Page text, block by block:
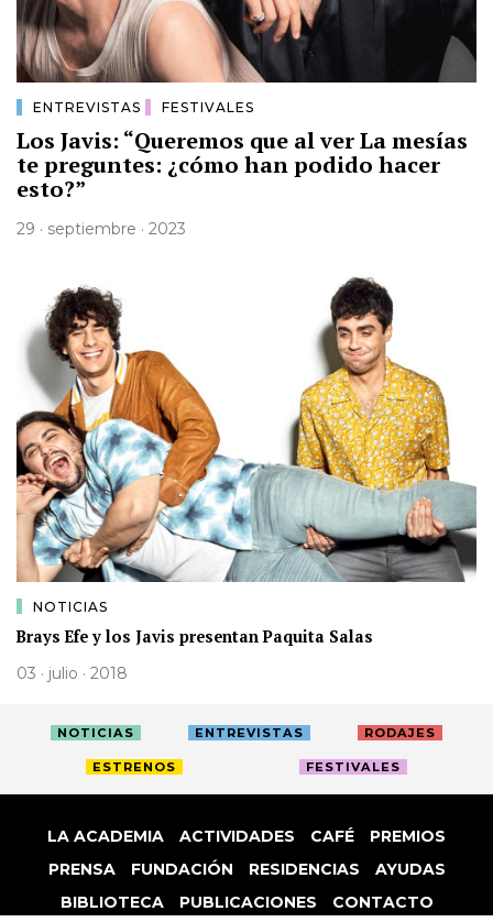
ENTREVISTAS FESTIVALES
Los Javis: “Queremos que al ver La mesías
te preguntes: ¿cómo han podido hacer
esto?”
29 · septiembre · 2023
NOTICIAS
Brays Efe y los Javis presentan Paquita Salas
03 · julio · 2018
NOTICIAS ENTREVISTAS RODAJES
ESTRENOS FESTIVALES
LA ACADEMIA ACTIVIDADES CAFÉ
PREMIOS
PRENSA
FUNDACIÓN RESIDENCIAS
AYUDAS
BIBLIOTECA
PUBLICACIONES CONTACTO